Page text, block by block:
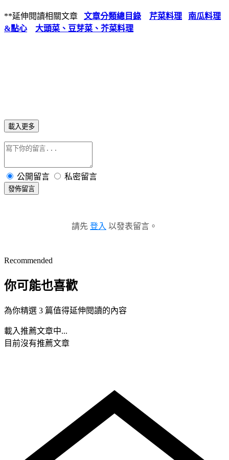
**延伸閱讀相關文章 文章分類總目錄 芹菜料理
南瓜料理
&點心
大頭菜、豆芽菜、芥菜料理
載入更多
公開留言 私密留言
發佈留言
請先 登入 以發表留言。
Recommended
你可能也喜歡
為你精選 3 篇值得延伸閱讀的內容
載入推薦文章中...
目前沒有推薦文章